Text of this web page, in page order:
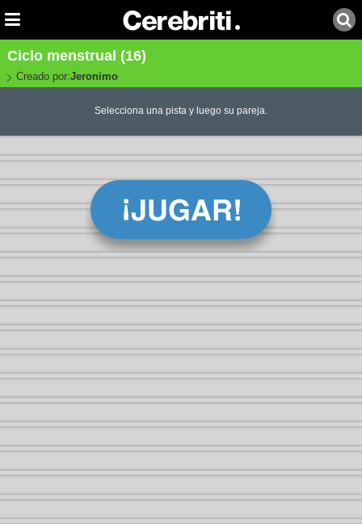
Ciclo menstrual (16)
Creado por:Jeronimo
Selecciona una pista y luego su pareja.